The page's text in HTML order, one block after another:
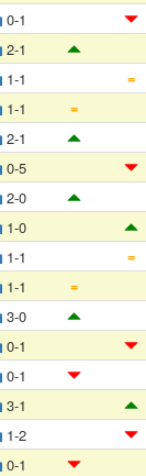
0-1
2-1
1-1
=
1-1
=
2-1
0-5
2-0
1-0
1-1
=
1-1
=
3-0
0-1
0-1
3-1
1-2
0-1